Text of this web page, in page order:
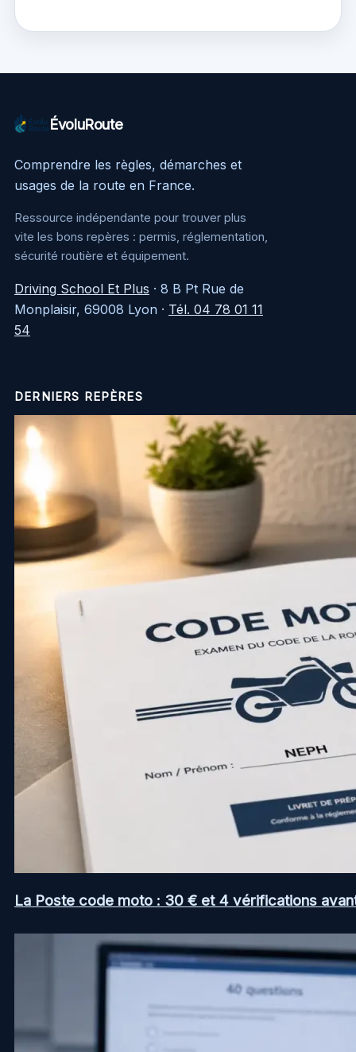
ÉvoluRoute
Comprendre les règles, démarches et
usages de la route en France.
Ressource indépendante pour trouver plus
vite les bons repères : permis, réglementation,
sécurité routière et équipement.
Driving School Et Plus · 8 B Pt Rue de
Monplaisir, 69008 Lyon · Tél. 04 78 01 11
54
DERNIERS REPÈRES
La Poste code moto : 30 € et 4 vérifications